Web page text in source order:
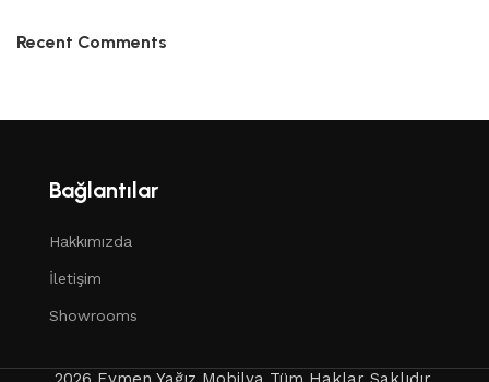
Recent Comments
Bağlantılar
Hakkımızda
İletişim
Showrooms